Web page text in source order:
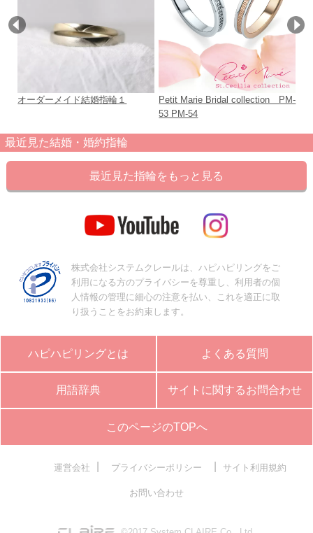
オーダーメイド結婚指輪１
Petit Marie Bridal collection PM-
53 PM-54
最近見た結婚・婚約指輪
最近見た指輪をもっと見る
株式会社システムクレールは、ハピハピリングをご
利用になる方のプライバシーを尊重し、利用者の個
人情報の管理に細心の注意を払い、これを適正に取
り扱うことをお約束します。
ハピハピリングとは よくある質問
用語辞典 サイトに関するお問合わせ
このページのTOPへ
運営会社 プライバシーポリシー サイト利用規約
お問い合わせ